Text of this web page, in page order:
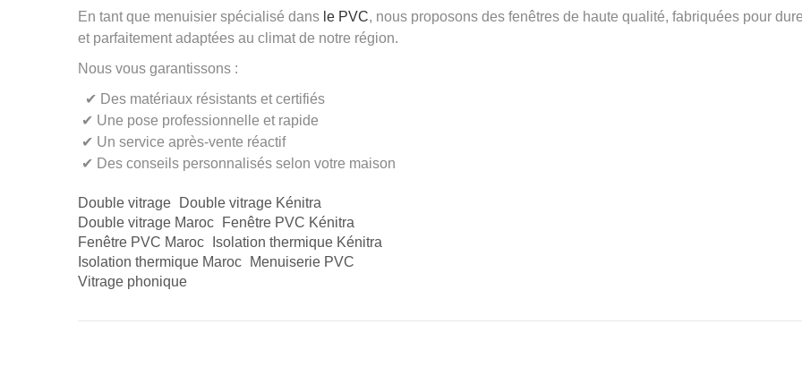
En tant que menuisier spécialisé dans le PVC, nous proposons des fenêtres de haute qualité, fabriquées pour
et parfaitement adaptées au climat de notre région.
Nous vous garantissons :
✔ Des matériaux résistants et certifiés
✔ Une pose professionnelle et rapide
✔ Un service après-vente réactif
✔ Des conseils personnalisés selon votre maison
Double vitrage
Double vitrage Kénitra
Double vitrage Maroc
Fenêtre PVC Kénitra
Fenêtre PVC Maroc
Isolation thermique Kénitra
Isolation thermique Maroc
Menuiserie PVC
Vitrage phonique